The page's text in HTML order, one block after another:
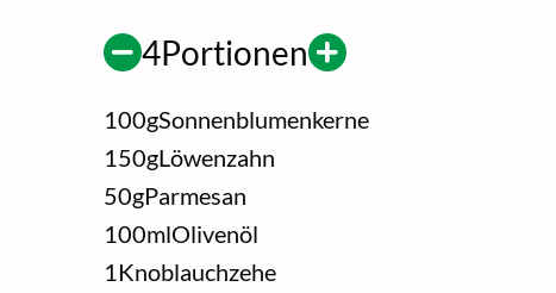
4Portionen
100gSonnenblumenkerne
150gLöwenzahn
50gParmesan
100mlOlivenöl
1 Knoblauchzehe